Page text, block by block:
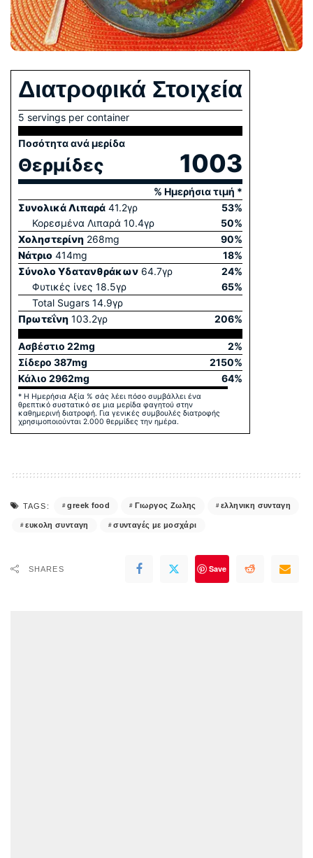
Διατροφικά Στοιχεία
5 servings per container
Ποσότητα ανά μερίδα
Θερμίδες 1003
% Ημερήσια τιμή *
Συνολικά Λιπαρά 41.2γρ 53%
Κορεσμένα Λιπαρά 10.4γρ 50%
Χοληστερίνη 268mg 90%
Νάτριο 414mg 18%
Σύνολο Yδατανθράκων 64.7γρ 24%
Φυτικές ίνες 18.5γρ 65%
Total Sugars 14.9γρ
Πρωτεΐνη 103.2γρ 206%
Ασβέστιο 22mg 2%
Σίδερο 387mg 2150%
Κάλιο 2962mg 64%
* Η Ημερήσια Αξία % σάς λέει πόσο συμβάλλει ένα
θρεπτικό συστατικό σε μια μερίδα φαγητού στην
καθημερινή διατροφή. Για γενικές συμβουλές διατροφής
χρησιμοποιούνται 2.000 θερμίδες την ημέρα.
TAGS: greek food Γιωργος Ζωλης ελληνικη συνταγη
ευκολη συνταγη συνταγές με μοσχάρι
SHARES Save